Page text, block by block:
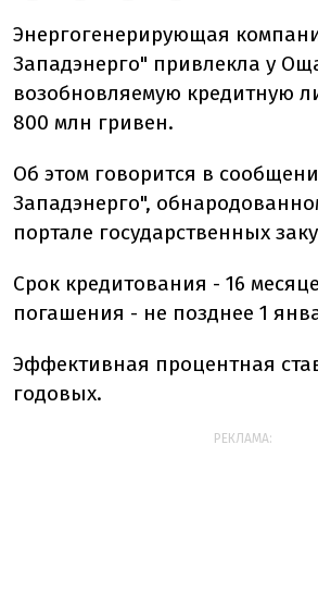
Энергогенерирующая
Западэнерго" привлекла у
возобновляемую кредитную
800 млн гривен.
Об этом говорится в
Западэнерго",
портале государственных
Срок кредитования - 16
погашения - не позднее 1
Эффективная процентная
годовых.
РЕКЛАМА: